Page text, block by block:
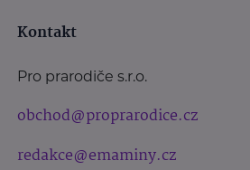
Kontakt
Pro prarodiče s.r.o.
obchod@proprarodice.cz
redakce@emaminy.cz